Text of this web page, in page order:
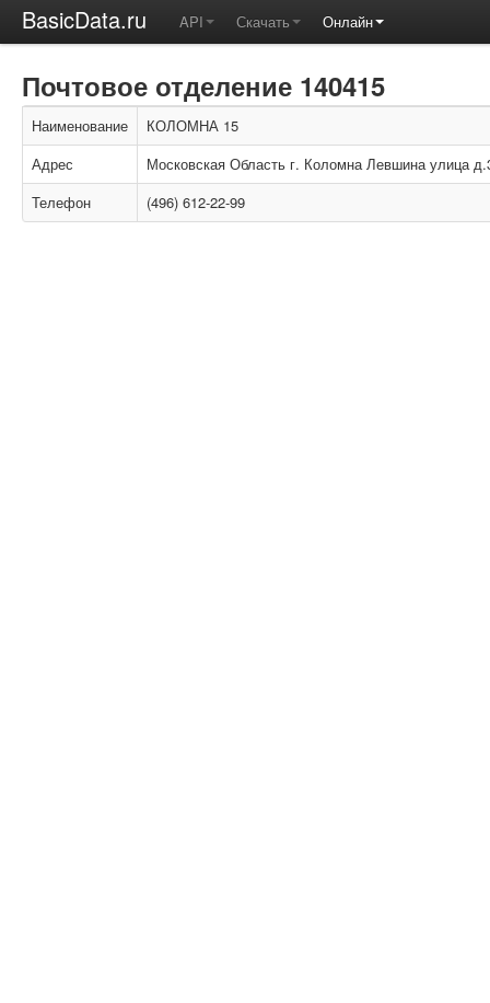
BasicData.ru API Скачать Онлайн
Почтовое отделение 140415
Наименование
КОЛОМНА 15
Адрес
Московская Область г. Коломна Левшина улица
Телефон
(496) 612-22-99